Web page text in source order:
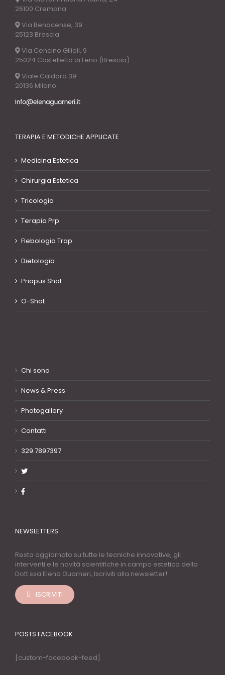
26100 Cremona
Via Benacense, 39
25123 Brescia
Via Cencino Gilioli, 9
25024 Castelletto di Leno (Brescia)
Viale Caldara 39
20136 Milano
TERAPIA E METODICHE APPLICATE
Medicina Estetica
Chirurgia Estetica
Tricologia
Terapia Prp
Flebologia Trap
Dietologia
Priapus Shot
O-Shot
Chi sono
News & Press
Photogallery
Contatti
329.7897397
NEWSLETTERS
Resta aggiornato su tutte le tecniche innovative, gli
interventi e le novità scientifiche in campo estetico della
Dott.ssa Elena Guarneri, Iscriviti alla newsletter!
ISCRIVITI
POSTS FACEBOOK
[custom-facebook-feed]